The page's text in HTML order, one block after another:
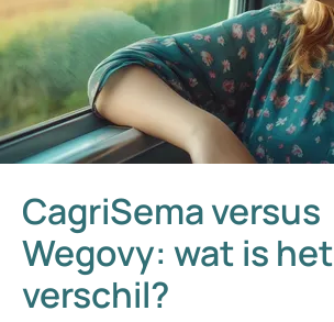
CagriSema versus
Wegovy: wat is het
verschil?